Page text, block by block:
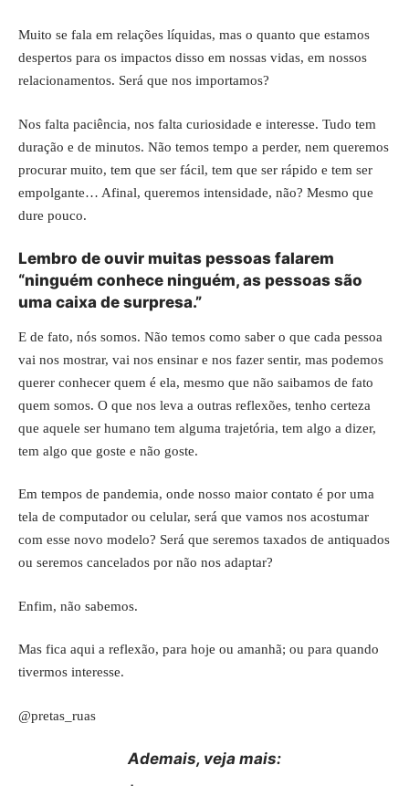
Muito se fala em relações líquidas, mas o quanto que estamos
despertos para os impactos disso em nossas vidas, em nossos
relacionamentos. Será que nos importamos?
Nos falta paciência, nos falta curiosidade e interesse. Tudo tem
duração e de minutos. Não temos tempo a perder, nem queremos
procurar muito, tem que ser fácil, tem que ser rápido e tem ser
empolgante… Afinal, queremos intensidade, não? Mesmo que
dure pouco.
Lembro de ouvir muitas pessoas falarem
“ninguém conhece ninguém, as pessoas são
uma caixa de surpresa.”
E de fato, nós somos. Não temos como saber o que cada pessoa
vai nos mostrar, vai nos ensinar e nos fazer sentir, mas podemos
querer conhecer quem é ela, mesmo que não saibamos de fato
quem somos. O que nos leva a outras reflexões, tenho certeza
que aquele ser humano tem alguma trajetória, tem algo a dizer,
tem algo que goste e não goste.
Em tempos de pandemia, onde nosso maior contato é por uma
tela de computador ou celular, será que vamos nos acostumar
com esse novo modelo? Será que seremos taxados de antiquados
ou seremos cancelados por não nos adaptar?
Enfim, não sabemos.
Mas fica aqui a reflexão, para hoje ou amanhã; ou para quando
tivermos interesse.
@pretas_ruas
Ademais, veja mais: